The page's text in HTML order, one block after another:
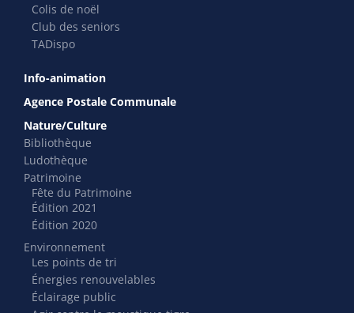
Colis de noël
Club des seniors
TADispo
Info-animation
Agence Postale Communale
Nature/Culture
Bibliothèque
Ludothèque
Patrimoine
Fête du Patrimoine
Édition 2021
Édition 2020
Environnement
Les points de tri
Énergies renouvelables
Éclairage public